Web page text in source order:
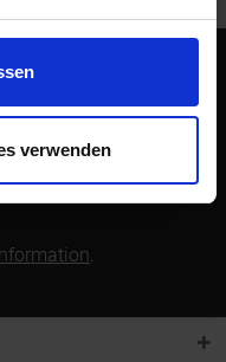
verwenden
to newsletter
.